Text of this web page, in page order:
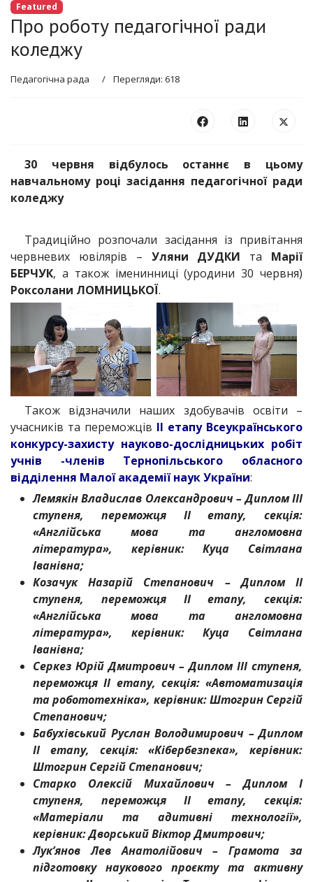
Featured
Про роботу педагогічної ради
коледжу
Педагогічна рада Перегляди: 618
30 червня відбулось останнє в цьому
навчальному році засідання педагогічної ради
коледжу
Традиційно розпочали засідання із привітання
червневих ювілярів – Уляни ДУДКИ та Марії
БЕРЧУК, а також іменинниці (уродини 30 червня)
Роксолани ЛОМНИЦЬКОЇ.
Також відзначили наших здобувачів освіти –
учасників та переможців ІІ етапу Всеукраїнського
конкурсу-захисту науково-дослідницьких робіт
учнів -членів Тернопільського обласного
відділення Малої академії наук України:
Лемякін Владислав Олександрович – Диплом ІІІ
ступеня, переможця ІІ етапу, секція:
«Англійська мова та англомовна
література», керівник: Куца Світлана
Іванівна;
Козачук Назарій Степанович – Диплом ІІ
ступеня, переможця ІІ етапу, секція:
«Англійська мова та англомовна
література», керівник: Куца Світлана
Іванівна;
Серкез Юрій Дмитрович – Диплом ІІІ ступеня,
переможця ІІ етапу, секція: «Автоматизація
та робототехніка», керівник: Штогрин Сергій
Степанович;
Бабухівський Руслан Володимирович – Диплом
ІІ етапу, секція: «Кібербезпека», керівник:
Штогрин Сергій Степанович;
Старко Олексій Михайлович – Диплом І
ступеня, переможця ІІ етапу, секція:
«Матеріали та адитивні технології»,
керівник: Дворський Віктор Дмитрович;
Лук’янов Лев Анатолійович – Грамота за
підготовку наукового проєкту та активну